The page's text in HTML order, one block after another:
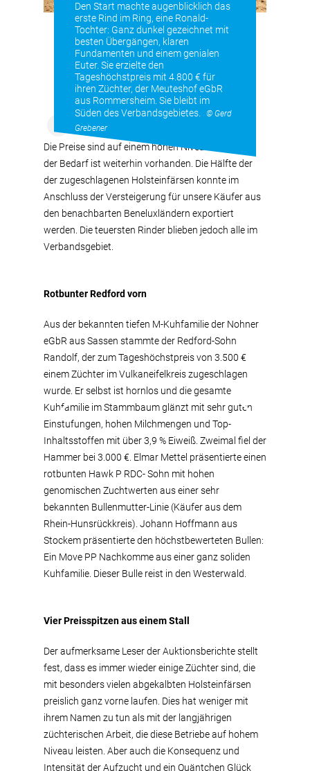
Den Start machte augenblicklich das
erste Rind im Ring, eine Ronald-
Tochter: Ganz dunkel gezeichnet mit
besten Übergängen, klaren
Fundamenten und einem genialen
Euter. Sie erzielte den
Tageshöchstpreis mit 4.800 € für
ihren Züchter, der Meuteshof eGbR
aus Rommersheim. Sie bleibt im
Süden des Verbandsgebietes.
© Gerd
Grebener
Die Preise sind auf einem hohen Niveau stabil und
der Bedarf ist weiterhin vorhanden. Die Hälfte der
der zugeschlagenen Holsteinfärsen konnte im
Anschluss der Versteigerung für unsere Käufer aus
den benachbarten Beneluxländern exportiert
werden. Die teuersten Rinder blieben jedoch alle im
Verbandsgebiet.
Rotbunter Redford vorn
Aus der bekannten tiefen M-Kuhfamilie der Nohner
eGbR aus Sassen stammte der Redford-Sohn
Randolf, der zum Tageshöchstpreis von 3.500 €
einem Züchter im Vulkaneifelkreis zugeschlagen
wurde. Er selbst ist hornlos und die gesamte
Kuhfamilie im Stammbaum glänzt mit sehr guten
Einstufungen, hohen Milchmengen und Top-
Inhaltsstoffen mit über 3,9 % Eiweiß. Zweimal fiel der
Hammer bei 3.000 €. Elmar Mettel präsentierte einen
rotbunten Hawk P RDC- Sohn mit hohen
genomischen Zuchtwerten aus einer sehr
bekannten Bullenmutter-Linie (Käufer aus dem
Rhein-Hunsrückkreis). Johann Hoffmann aus
Stockem präsentierte den höchstbewerteten Bullen:
Ein Move PP Nachkomme aus einer ganz soliden
Kuhfamilie. Dieser Bulle reist in den Westerwald.
Vier Preisspitzen aus einem Stall
Der aufmerksame Leser der Auktionsberichte stellt
fest, dass es immer wieder einige Züchter sind, die
mit besonders vielen abgekalbten Holsteinfärsen
preislich ganz vorne laufen. Dies hat weniger mit
ihrem Namen zu tun als mit der langjährigen
züchterischen Arbeit, die diese Betriebe auf hohem
Niveau leisten. Aber auch die Konsequenz und
Intensität der Aufzucht und ein Quäntchen Glück